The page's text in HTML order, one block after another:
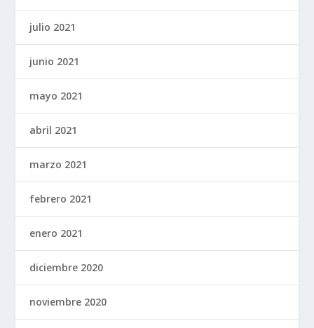
julio 2021
junio 2021
mayo 2021
abril 2021
marzo 2021
febrero 2021
enero 2021
diciembre 2020
noviembre 2020